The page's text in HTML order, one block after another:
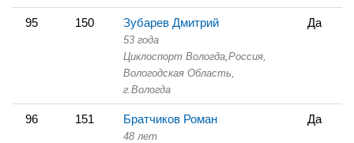
95 150 Зубарев Дмитрий
53 года
Циклоспорт Вологда, Россия,
Вологодская Область,
г.Вологда
Да
96 151 Братчиков Роман
48 лет
Да